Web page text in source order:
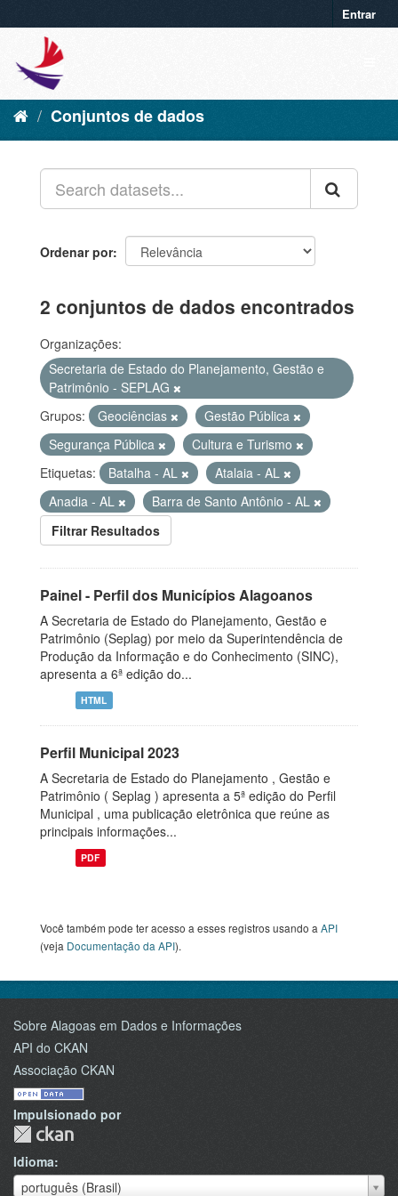
Entrar
Conjuntos de dados
Ordenar por
2 conjuntos de dados encontrados
Organizações:
Secretaria de Estado do Planejamento, Gestão e
Patrimônio - SEPLAG
Grupos:
Geociências
Gestão Pública
Segurança Pública
Cultura e Turismo
Etiquetas:
Batalha - AL
Atalaia - AL
Anadia - AL
Barra de Santo Antônio - AL
Filtrar Resultados
Painel - Perfil dos Municípios Alagoanos
A Secretaria de Estado do Planejamento, Gestão e
Patrimônio (Seplag) por meio da Superintendência de
Produção da Informação e do Conhecimento (SINC),
apresenta a 6ª edição do...
HTML
Perfil Municipal 2023
A Secretaria de Estado do Planejamento , Gestão e
Patrimônio ( Seplag ) apresenta a 5ª edição do Perfil
Municipal , uma publicação eletrônica que reúne as
principais informações...
PDF
Você também pode ter acesso a esses registros usando a API
(veja Documentação da API).
Sobre Alagoas em Dados e Informações
API do CKAN
Associação CKAN
Impulsionado por
Idioma
português (Brasil)
Idioma